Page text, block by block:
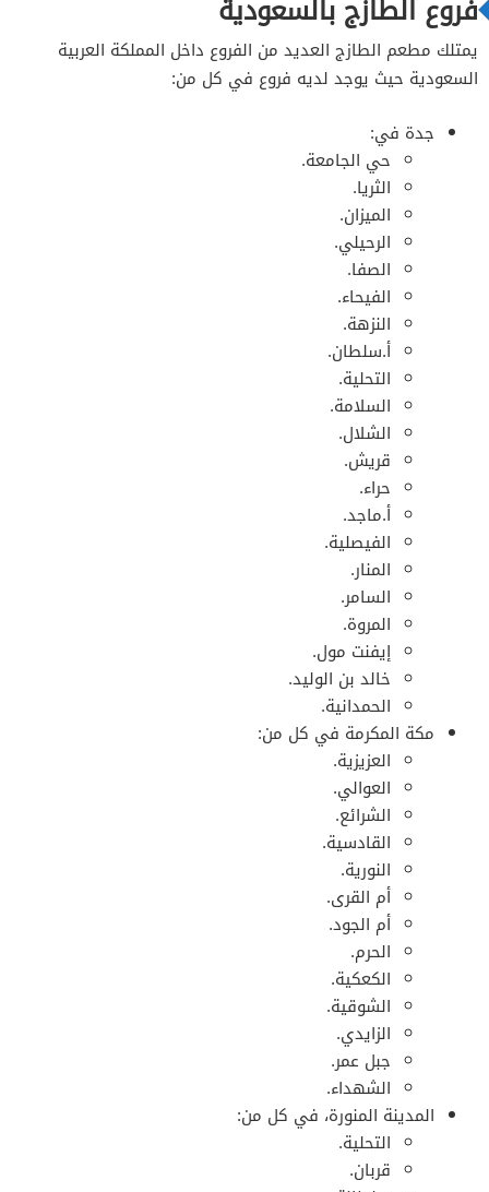
فروع الطازج بالسعودية
يمتلك مطعم الطازج العديد من الفروع داخل المملكة العربية
السعودية حيث يوجد لديه فروع في كل من:
جدة في:
حي الجامعة.
الثريا.
الميزان.
الرحيلي.
الصفا.
الفيحاء.
النزهة.
أ.سلطان.
التحلية.
السلامة.
الشلال.
قريش.
حراء.
أ.ماجد.
الفيصلية.
المنار.
السامر.
المروة.
إيفنت مول.
خالد بن الوليد.
الحمدانية.
مكة المكرمة في كل من:
العزيزية.
العوالي.
الشرائع.
القادسية.
النورية.
أم القرى.
أم الجود.
الحرم.
الكعكية.
الشوقية.
الزايدي.
جبل عمر.
الشهداء.
المدينة المنورة، في كل من:
التحلية.
قربان.